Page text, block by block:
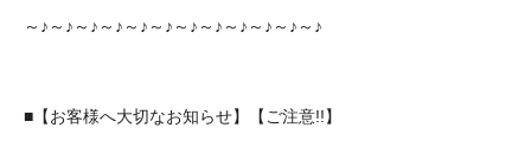
～♪～♪～♪～♪～♪～♪～♪～♪～♪～♪～♪～♪
■【お客様へ大切なお知らせ】【ご注意!!】